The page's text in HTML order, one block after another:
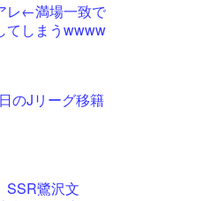
レ←満場一致で
てしまうwwww
のJリーグ移籍
SSR鷺沢文